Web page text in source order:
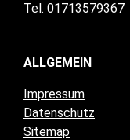
Tel. 01713579367
ALLGEMEIN
Impressum
Datenschutz
Sitemap